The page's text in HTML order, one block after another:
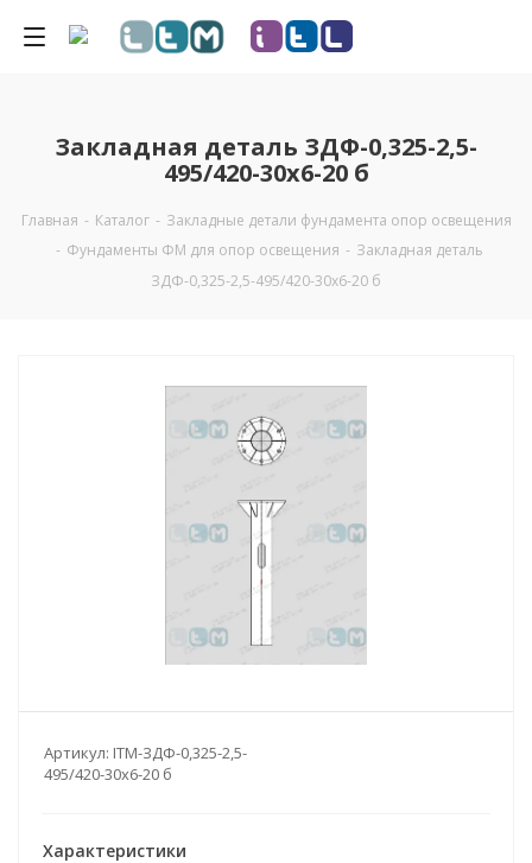
Закладная деталь ЗДФ-0,325-2,5-
495/420-30х6-20 б
Главная - Каталог - Закладные детали фундамента опор освещения
- Фундаменты ФМ для опор освещения - Закладная деталь
ЗДФ-0,325-2,5-495/420-30х6-20 б
Артикул: ITM-ЗДФ-0,325-2,5-
495/420-30х6-20 б
Характеристики